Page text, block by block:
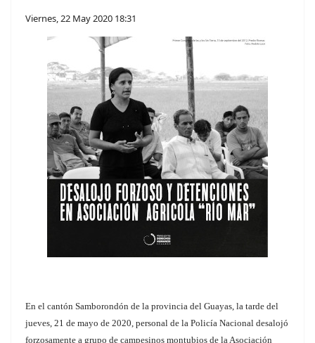
Viernes, 22 May 2020 18:31
En el cantón Samborondón de la provincia del Guayas, la tarde del
jueves, 21 de mayo de 2020, personal de la Policía Nacional desalojó
forzosamente a grupo de campesinos montubios de la Asociación